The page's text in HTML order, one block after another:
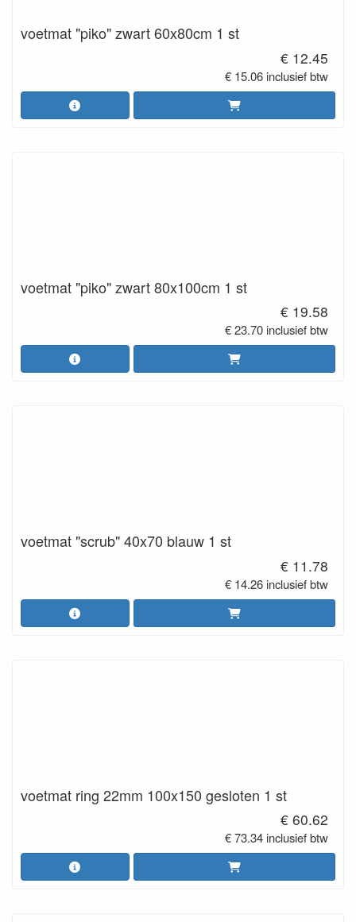
voetmat "piko" zwart 60x80cm 1 st
€ 12.45
€ 15.06 inclusief btw
voetmat "piko" zwart 80x100cm 1 st
€ 19.58
€ 23.70 inclusief btw
voetmat "scrub" 40x70 blauw 1 st
€ 11.78
€ 14.26 inclusief btw
voetmat ring 22mm 100x150 gesloten 1 st
€ 60.62
€ 73.34 inclusief btw